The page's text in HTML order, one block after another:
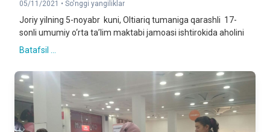
05/11/2021 • So'nggi yangiliklar
Joriy yilning 5-noyabr kuni, Oltiariq tumaniga qarashli 17-
sonli umumiy o‘rta ta’lim maktabi jamoasi ishtirokida aholini
Batafsil ...